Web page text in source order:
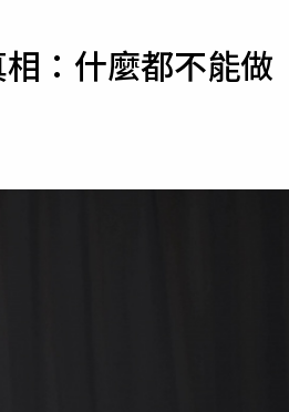
運勢：什麼都不能做